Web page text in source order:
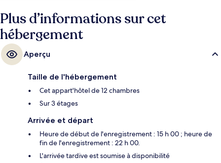
à 2 min et Station de métro McGill, à 8 min.
Plus d’informations sur cet
hébergement
Aperçu
Taille de l'hébergement
Cet appart'hôtel de 12 chambres
Sur 3 étages
Arrivée et départ
Heure de début de l'enregistrement : 15 h 00 ; heure de
fin de l'enregistrement : 22 h 00.
L'arrivée tardive est soumise à disponibilité